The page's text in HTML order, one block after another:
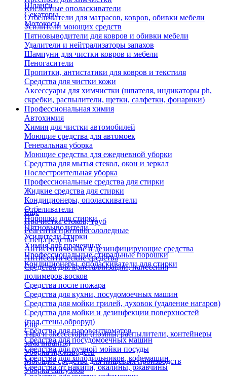
Шланги
Секаторы
Мотокосы
Кислотные ополаскиватели
Отбеливатели для матрасов, ковров, обивки мебели
Усилители моющих средств
Пятновыводители для ковров и обивки мебели
Удалители и нейтрализаторы запахов
Шампуни для чистки ковров и мебели
Пеногасители
Пропитки, антистатики для ковров и текстиля
Средства для чистки кожи
Аксессуары для химчистки (шпателя, индикаторы ph,
скребки, распылители, щетки, салфетки, фонарики)
Профессиональная химия
Автохимия
Химия для чистки автомобилей
Моющие средства для автомоек
Генеральная уборка
Моющие средства для ежедневной уборки
Средства для мытья стекол, окон и зеркал
Послестроительная уборка
Профессиональные средства для стирки
Жидкие средства для стирки
Кондиционеры, ополаскиватели
Отбеливатели
Порошки для стирки
Пятновыводители
Усилители стирки
Химия для прачечных
Профессиональные стиральные порошки
Кондиционеры, ополаскиватели для стирки
Еще
Прочистка стоков, труб
Реагенты противогололедные
Спец.средства
Антисептические и дезинфицирующие средства
Антисептические средства
Средства для кристаллизации, нанесения
полимеров,восков
Средства после пожара
Средства для кухни, посудомоечных машин
Средства для мойки грилей, духовок (удаление нагаров)
Средства для мойки и дезинфекции поверхностей
(пол,стены,оброруд)
Средства для паровенткоматов
Средства для посудомоечных машин
Средства для ручной мойки посуды
Средства для холодильников, кофемашин
Средства от накипи, окалины, ржавчины
Еще
Тара и аксессуары (помпы, распылители, контейнеры
замачивания)
Уборка производств
Моющие средства для пищевых производств
Уборка сан.узлов